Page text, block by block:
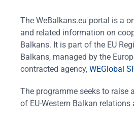
The WeBalkans.eu portal is a
and related information on
Balkans. It is part of the EU
Balkans, managed by the
contracted agency, WEGlobal
The programme seeks to raise
of EU-Western Balkan